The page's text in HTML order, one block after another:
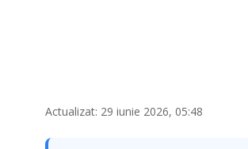
Actualizat: 29 iunie 2026, 05:48